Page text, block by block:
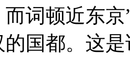
词顿近东
的国都。这